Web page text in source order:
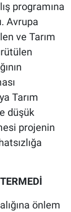
programına
Avrupa
ve Tarım
Tarım
düşük
projenin
önlem